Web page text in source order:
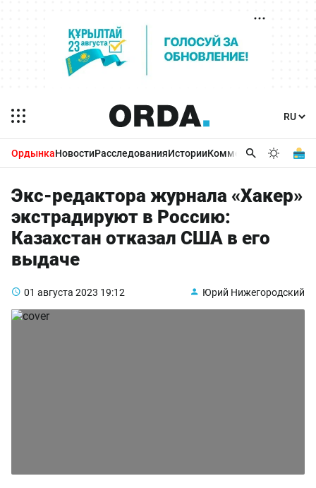
ОрдынкаНовостиРасследованияИсторииКомментарииБизнес
Экс-редактора журнала «Хакер»
экстрадируют в Россию:
Казахстан отказал США в его
выдаче
01 августа 2023 19:12 Юрий Нижегородский